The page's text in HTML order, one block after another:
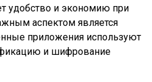
удобство и экономию при
аспектом является
приложения используют
и шифрование